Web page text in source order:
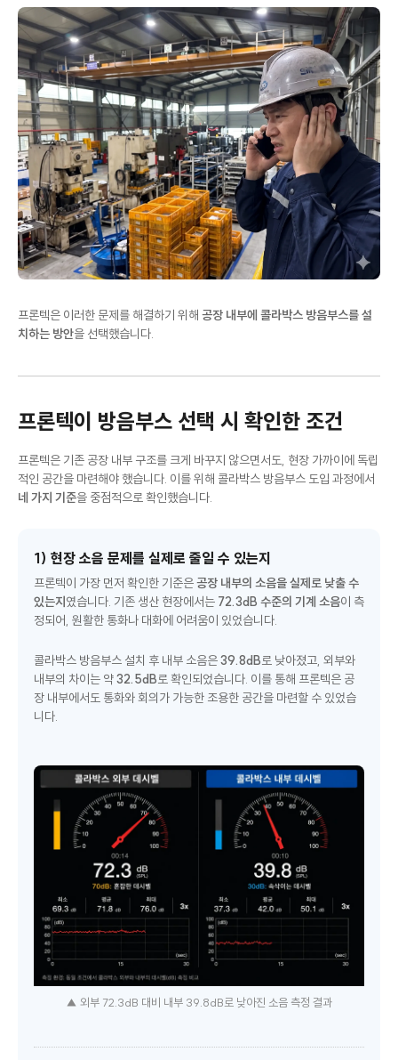
프론텍은 이러한 문제를 해결하기 위해 공장 내부에 콜라박스 방음부스를 설
치하는 방안을 선택했습니다.
프론텍이 방음부스 선택 시 확인한 조건
프론텍은 기존 공장 내부 구조를 크게 바꾸지 않으면서도, 현장 가까이에 독립
적인 공간을 마련해야 했습니다. 이를 위해 콜라박스 방음부스 도입 과정에서
네 가지 기준을 중점적으로 확인했습니다.
1) 현장 소음 문제를 실제로 줄일 수 있는지
프론텍이 가장 먼저 확인한 기준은공장 내부의 소음을 실제로 낮출 수
있는지였습니다. 기존 생산 현장에서는 72.3dB 수준의 기계 소음이 측
정되어, 원활한 통화나 대화에 어려움이 있었습니다.
콜라박스 방음부스 설치 후 내부 소음은39.8dB로 낮아졌고, 외부와
내부의 차이는 약32.5dB로 확인되었습니다. 이를 통해 프론텍은 공
장 내부에서도 통화와 회의가 가능한 조용한 공간을 마련할 수 있었습
니다.
▲ 외부 72.3dB 대비 내부 39.8dB로 낮아진 소음 측정 결과